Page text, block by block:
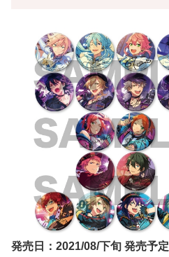
発売日：2021/08/下旬 発売予定